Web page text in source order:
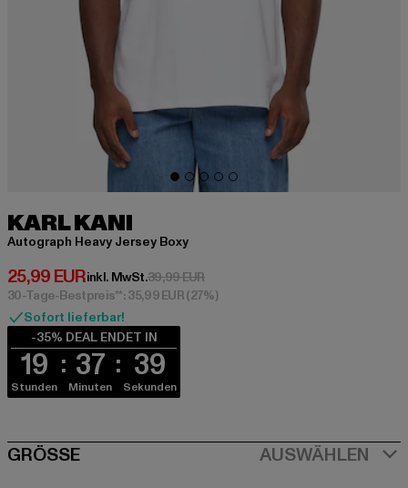
KARL KANI
Autograph Heavy Jersey Boxy
25,99 EUR
Derzeitiger Preis: 25,99 EUR
inkl. MwSt.39,99 EURAktionspreis: 39,99 EUR
30-Tage-Bestpreis**: 35,99 EUR(27%)
Sofort lieferbar!
-35% DEAL ENDET IN
19
Stunden
37
Minuten
39
Sekunden
SIZE
GRÖSSE AUSWÄHLEN